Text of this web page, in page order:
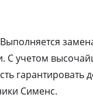
С учетом
гарантировать
Сименс.